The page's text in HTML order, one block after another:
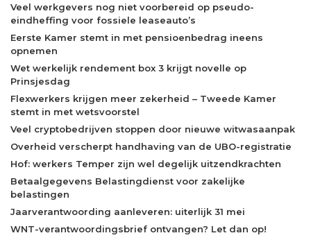
Veel werkgevers nog niet voorbereid op pseudo-
eindheffing voor fossiele leaseauto’s
Eerste Kamer stemt in met pensioenbedrag ineens
opnemen
Wet werkelijk rendement box 3 krijgt novelle op
Prinsjesdag
Flexwerkers krijgen meer zekerheid – Tweede Kamer
stemt in met wetsvoorstel
Veel cryptobedrijven stoppen door nieuwe witwasaanpak
Overheid verscherpt handhaving van de UBO-registratie
Hof: werkers Temper zijn wel degelijk uitzendkrachten
Betaalgegevens Belastingdienst voor zakelijke
belastingen
Jaarverantwoording aanleveren: uiterlijk 31 mei
WNT-verantwoordingsbrief ontvangen? Let dan op!